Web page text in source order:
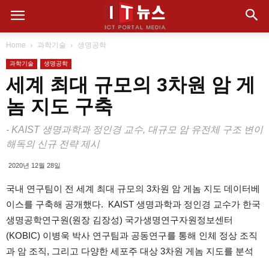
Home 과학기술 생명공학
과학기술 생명공학
세계 최대 규모의 3차원 암 게
놈 지도 구축
- KAIST 생명과학과 정인경 교수, 대규모 암 유전체 구조 변이
해독의 신규 전략 제시
2020년 12월 28일
국내 연구팀이 전 세계 최대 규모의 3차원 암 게놈 지도 데이터베
이스를 구축해 공개했다. KAIST 생명과학과 정인경 교수가 한국
생명공학연구원(원장 김장성) 국가생명연구자원정보센터
(KOBIC) 이병욱 박사 연구팀과 공동연구를 통해 인체 정상 조직
과 암 조직, 그리고 다양한 세포주 대상 3차원 게놈 지도를 분석